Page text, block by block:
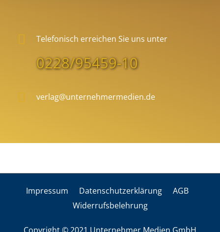
Telefonisch erreichen Sie uns unter
0228/95459-10
verlag@unternehmermedien.de
Impres­sum Daten­schutz­er­klä­rung
AGB
Wider­rufs­be­leh­rung